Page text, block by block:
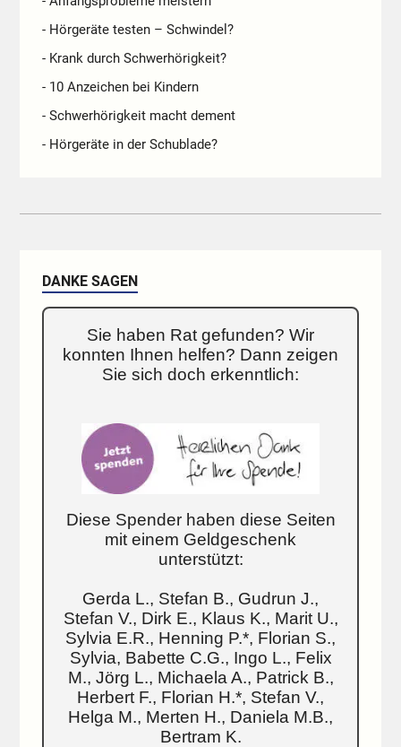
- Hörgeräte testen – Schwindel?
- Krank durch Schwerhörigkeit?
- 10 Anzeichen bei Kindern
- Schwerhörigkeit macht dement
- Hörgeräte in der Schublade?
DANKE SAGEN
Sie haben Rat gefunden? Wir
konnten Ihnen helfen? Dann zeigen
Sie sich doch erkenntlich:
Diese Spender haben diese Seiten
mit einem Geldgeschenk
unterstützt:
Gerda L., Stefan B., Gudrun J.,
Stefan V., Dirk E., Klaus K., Marit U.,
Sylvia E.R., Henning P.*, Florian S.,
Sylvia, Babette C.G., Ingo L., Felix
M., Jörg L., Michaela A., Patrick B.,
Herbert F., Florian H.*, Stefan V.,
Helga M., Merten H., Daniela M.B.,
Bertram K.